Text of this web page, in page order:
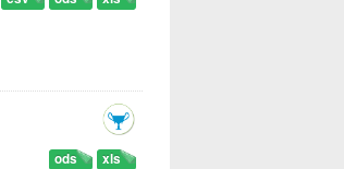
xls
ods